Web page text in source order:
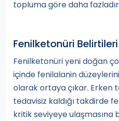
topluma göre daha
Fenilketonüri
Fenilketonüri yeni doğan
içinde fenilalanin
olarak ortaya çıkar. Erken
tedavisiz kaldığı takdirde
kritik seviyeye ulaşmasına